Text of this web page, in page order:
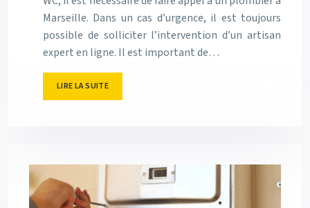
Marseille. Dans un cas d’urgence, il est toujours
possible de solliciter l’intervention d’un artisan
expert en ligne. Il est important de…
LIRE LA SUITE